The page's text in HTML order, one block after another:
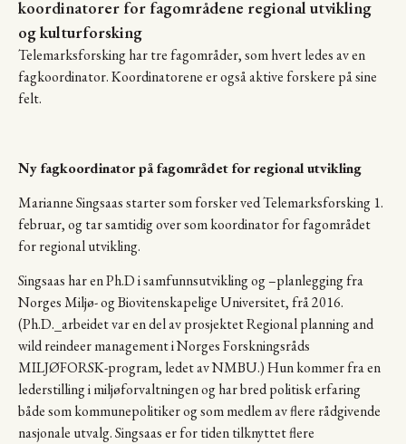
koordinatorer for fagområdene regional utvikling
og kulturforsking
Telemarksforsking har tre fagområder, som hvert ledes av en
fagkoordinator. Koordinatorene er også aktive forskere på sine
felt.
Ny fagkoordinator på fagområdet for regional utvikling
Marianne Singsaas starter som forsker ved Telemarksforsking 1.
februar, og tar samtidig over som koordinator for fagområdet
for regional utvikling.
Singsaas har en Ph.D i samfunnsutvikling og –planlegging fra
Norges Miljø- og Biovitenskapelige Universitet, frå 2016.
(Ph.D._arbeidet var en del av prosjektet Regional planning and
wild reindeer management i Norges Forskningsråds
MILJØFORSK-program, ledet av NMBU.) Hun kommer fra en
lederstilling i miljøforvaltningen og har bred politisk erfaring
både som kommunepolitiker og som medlem av flere rådgivende
nasjonale utvalg. Singsaas er for tiden tilknyttet flere